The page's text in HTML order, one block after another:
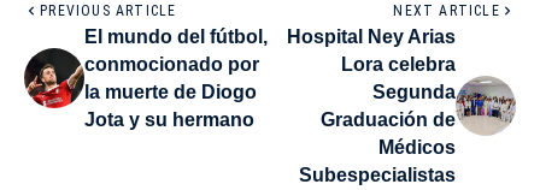
PREVIOUS ARTICLE
El mundo del fútbol,
conmocionado por
la muerte de Diogo
Jota y su hermano
NEXT ARTICLE
Hospital Ney Arias
Lora celebra
Segunda
Graduación de
Médicos
Subespecialistas